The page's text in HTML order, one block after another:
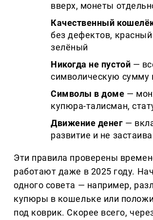
вверх, монеты
Качественный
без дефектов,
зелёный
Никогда не пустой —
символическую сумму
Символы в доме —
купюра-талисман,
Движение денег —
развитие и не
Эти правила проверены
работают даже в 2025 году.
одного совета — например,
купюры в кошельке или
под коврик. Скорее всего,